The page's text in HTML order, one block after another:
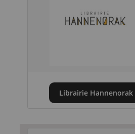
Librairie Hannenorak